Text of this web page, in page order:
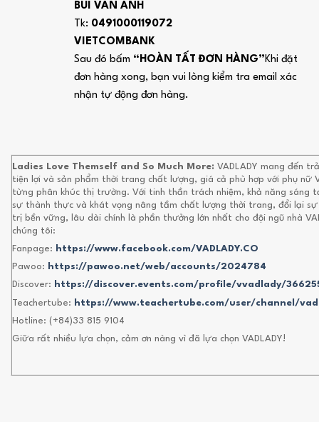
BUI VAN ANH
Tk: 0491000119072
VIETCOMBANK
Sau đó bấm “HOÀN TẤT ĐƠN HÀNG”Khi đặt
đơn hàng xong, bạn vui lòng kiểm tra email xác
nhận tự động đơn hàng.
Ladies Love Themself and So Much More: VADLADY mang đến
tiện lợi và sản phẩm thời trang chất lượng, giá cả phù hợp với phụ nữ
từng phân khúc thị trường. Với tinh thần trách nhiệm, khả năng sáng
sự thành thực và khát vọng nâng tầm chất lượng thời trang, đổi lại
trị bền vững, lâu dài chính là phần thưởng lớn nhất cho đội ngũ nhà
chúng tôi:
Fanpage:
https://www.facebook.com/VADLADY.CO
Pawoo:
https://pawoo.net/web/accounts/2024784
Discover:
https://discover.events.com/profile/vvadlady/
Teachertube:
https://www.teachertube.com/user/channel/
Hotline: (+84)33 815 9104
Giữa rất nhiều lựa chọn, cảm ơn nàng vì đã lựa chọn VADLADY!